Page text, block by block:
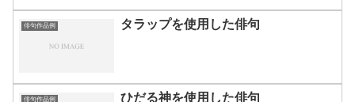
俳句作品例 タラップを使用した俳句
俳句作品例 ひだる神を使用した俳句